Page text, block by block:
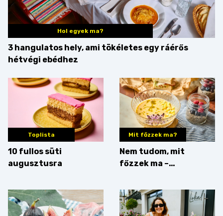
Hol egyek ma?
3 hangulatos hely, ami tökéletes egy ráérős
hétvégi ebédhez
Toplista
10 fullos süti
augusztusra
Mit főzzek ma?
Nem tudom, mit
főzzek ma –